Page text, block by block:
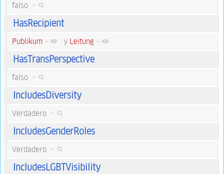
falso +
HasRecipient
Publikum + y Leitung +
HasTransPerspective
falso +
IncludesDiversity
Verdadero +
IncludesGenderRoles
Verdadero +
IncludesLGBTVisibility